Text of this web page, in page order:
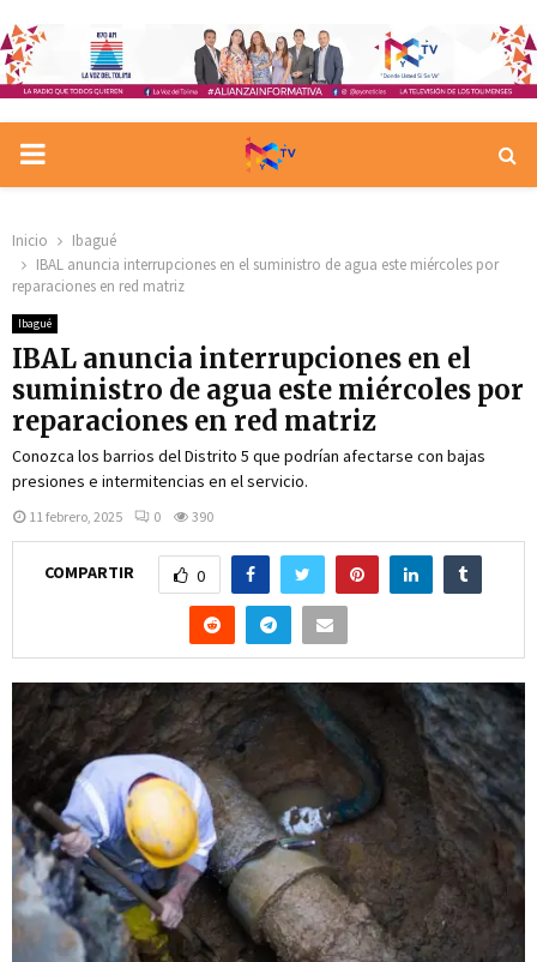
PRIMARY
Inicio
Ibagué
IBAL anuncia interrupciones en el suministro de agua este miércoles por
reparaciones en red matriz
Ibagué
IBAL anuncia interrupciones en el
suministro de agua este miércoles por
reparaciones en red matriz
Conozca los barrios del Distrito 5 que podrían afectarse con bajas
presiones e intermitencias en el servicio.
11 febrero, 2025 0 390
COMPARTIR 0